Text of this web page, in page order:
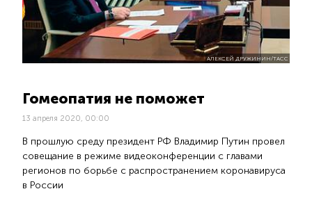
АЛЕКСЕЙ ДРУЖИНИН/ТАСС
Гомеопатия не поможет
13 апреля 2020, 00:00
В прошлую среду президент РФ Владимир Путин провел
совещание в режиме видеоконференции с главами
регионов по борьбе с распространением коронавируса
в России